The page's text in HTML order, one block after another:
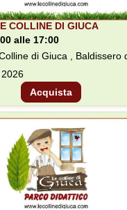
COLLINE DI GIUCA
alle 17:00
di Giuca , Baldissero
Acquista